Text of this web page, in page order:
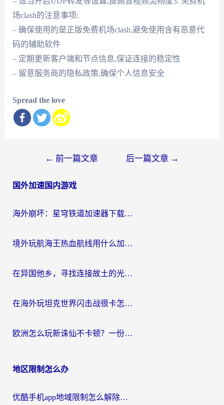
场clash的注意事项:
– 确保使用的是正版免费机场clash,避免使用含有恶意代
码的辅助软件
– 定期更新客户端和节点信息,保证连接的稳定性
– 留意服务商的隐私政策,确保个人信息安全
Spread the love
导
← 前一篇文章 后一篇文章 →
国外加速国内游戏
海外崩坏：星穹铁道加速器下载安装：一份给游子的终极网络指南
境外玩航海王热血航线用什么加速器？2026海外玩家实测最优方案（附欧洲问道堡垒前线加速技巧）
在异国他乡，寻找连接故土的光明大陆免费加速器
在海外玩坦克世界闪击战很卡怎么办？老玩家亲测有效的加速器选择指南
欧洲怎么玩新诛仙不卡顿？一份给海外游子的国服游戏畅玩指南
地区限制怎么办
优酷手机app地域限制怎么解除？海外党亲测有效的追剧方案